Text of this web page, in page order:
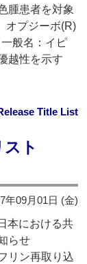
腫患者を対象
オプジーボ(R)
般名：イピ
越性を示す
Title List
スト
年09月01日 (金)
本における共
らせ
リン再取り込